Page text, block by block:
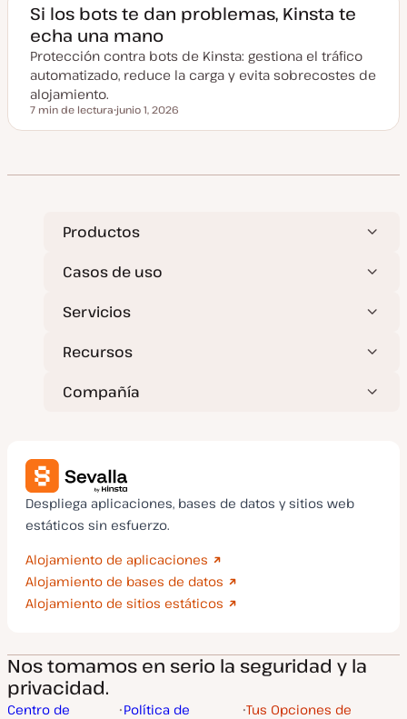
a
c
t
u
a
i
a
d
Si los bots te dan problemas, Kinsta te
echa una mano
Protección contra bots de Kinsta: gestiona el tráfico
automatizado, reduce la carga y evita sobrecostes de
alojamiento.
Tiempo de lectura
7 min de lectura
e
a
l
a
junio 1, 2026
Productos
Casos de uso
Servicios
Recursos
Compañía
Despliega aplicaciones, bases de datos y sitios web
estáticos sin esfuerzo.
Alojamiento de aplicaciones
Alojamiento de bases de datos
Alojamiento de sitios estáticos
Nos tomamos en serio la seguridad y la
privacidad.
Centro de
Política de
Tus Opciones de